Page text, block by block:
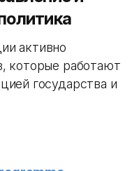
активно
которые работают
государства и